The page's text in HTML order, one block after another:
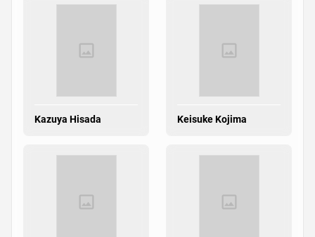
Kazuya Hisada Keisuke Kojima